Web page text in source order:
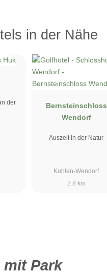
in der Nähe
der
Bernsteinschloss
Wendorf
Auszeit in der Natur
Kuhlen-Wendorf
2.8 km
Park